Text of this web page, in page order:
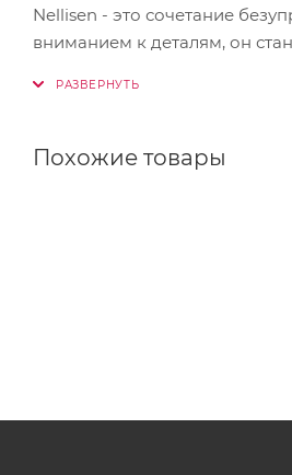
Nellisen - это сочетание
вниманием к деталям, он
Похожие товары